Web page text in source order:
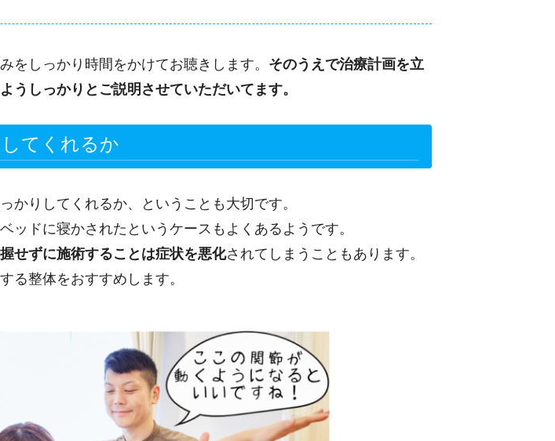
をしっかり時間をかけてお聴きします。 そのうえで治療計画を立
うしっかりとご説明させていただいてます。
てくれるか
かりしてくれるか、ということも大切です。
ッドに寝かされたというケースもよくあるようです。
せずに施術することは症状を悪化されてしまうこともあります。
る整体をおすすめします。